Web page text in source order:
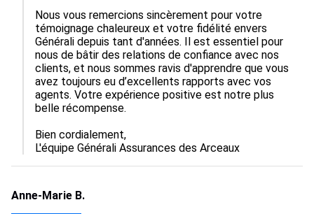
Nous vous remercions sincèrement pour votre
témoignage chaleureux et votre fidélité envers
Générali depuis tant d'années. Il est essentiel pour
nous de bâtir des relations de confiance avec nos
clients, et nous sommes ravis d'apprendre que vous
avez toujours eu d’excellents rapports avec vos
agents. Votre expérience positive est notre plus
belle récompense.
Bien cordialement,
L'équipe Générali Assurances des Arceaux
Anne-Marie B.